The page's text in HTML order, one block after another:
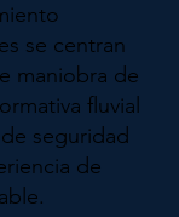
se centran
maniobra de
fluvial
seguridad
de